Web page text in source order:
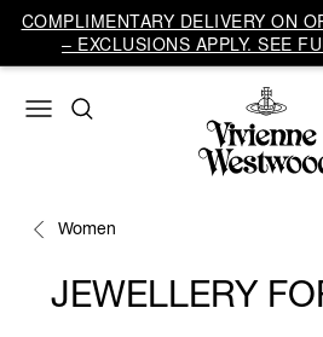
COMPLIMENTARY DELIVERY ON
– EXCLUSIONS APPLY. SEE
Women
JEWELLERY